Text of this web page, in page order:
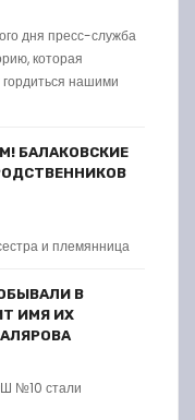
дня пресс-служба
которая
нашими
БАЛАКОВСКИЕ
и племянница
В
ИМЯ ИХ
№10 стали